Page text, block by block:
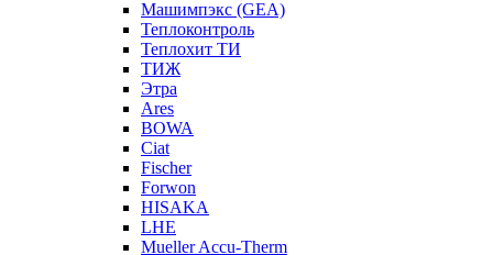
Машимпэкс (GEA)
Теплоконтроль
Теплохит ТИ
ТИЖ
Этра
Ares
BOWA
Ciat
Fischer
Forwon
HISAKA
LHE
Mueller Accu-Therm